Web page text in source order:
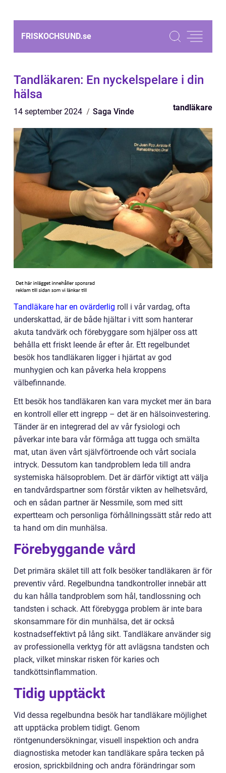
FRISKOCHSUND.se
Tandläkaren: En nyckelspelare i din
hälsa
14 september 2024 Saga Vinde tandläkare
Tandläkare har en ovärderlig roll i vår vardag, ofta
underskattad, är de både hjältar i vitt som hanterar
akuta tandvärk och förebyggare som hjälper oss att
behålla ett friskt leende år efter år. Ett regelbundet
besök hos tandläkaren ligger i hjärtat av god
munhygien och kan påverka hela kroppens
välbefinnande.
Ett besök hos tandläkaren kan vara mycket mer än bara
en kontroll eller ett ingrepp – det är en hälsoinvestering.
Tänder är en integrerad del av vår fysiologi och
påverkar inte bara vår förmåga att tugga och smälta
mat, utan även vårt självförtroende och vårt sociala
intryck. Dessutom kan tandproblem leda till andra
systemiska hälsoproblem. Det är därför viktigt att välja
en tandvårdspartner som förstår vikten av helhetsvård,
och en sådan partner är Nessmile, som med sitt
expertteam och personliga förhållningssätt står redo att
ta hand om din munhälsa.
Förebyggande vård
Det primära skälet till att folk besöker tandläkaren är för
preventiv vård. Regelbundna tandkontroller innebär att
du kan hålla tandproblem som hål, tandlossning och
tandsten i schack. Att förebygga problem är inte bara
skonsammare för din munhälsa, det är också
kostnadseffektivt på lång sikt. Tandläkare använder sig
av professionella verktyg för att avlägsna tandsten och
plack, vilket minskar risken för karies och
tandköttsinflammation.
Tidig upptäckt
Vid dessa regelbundna besök har tandläkare möjlighet
att upptäcka problem tidigt. Genom
röntgenundersökningar, visuell inspektion och andra
diagnostiska metoder kan tandläkare spåra tecken på
erosion, sprickbildning och andra förändringar som